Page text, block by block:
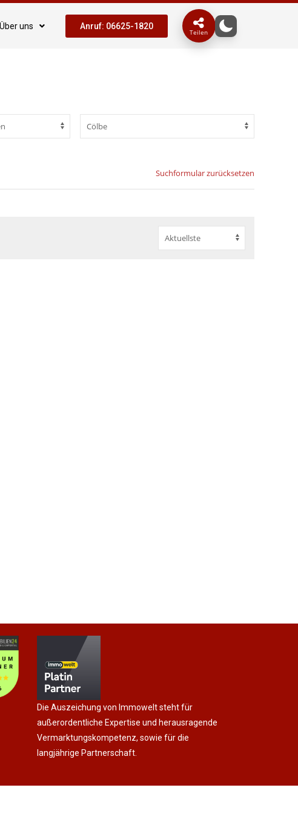
Über uns Anruf: 06625-1820
Teilen
Suchformular zurücksetzen
Die Auszeichung von Immowelt steht für
außerordentliche Expertise und herausragende
Vermarktungskompetenz, sowie für die
langjährige Partnerschaft.